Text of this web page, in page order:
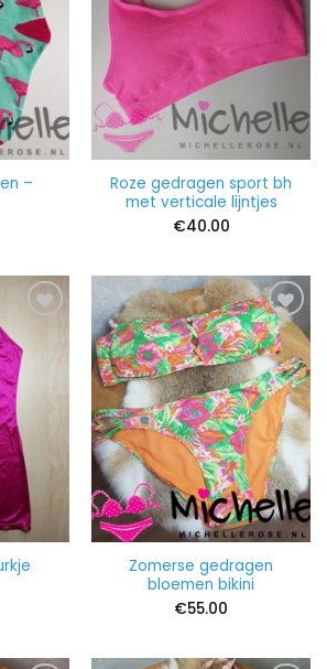
–
Roze gedragen sport bh
met verticale lijntjes
€40.00
Zomerse gedragen
bloemen bikini
€55.00